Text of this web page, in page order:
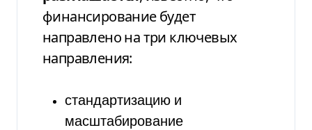
финансирование будет
направлено на три ключевых
направления:
стандартизацию и
масштабирование